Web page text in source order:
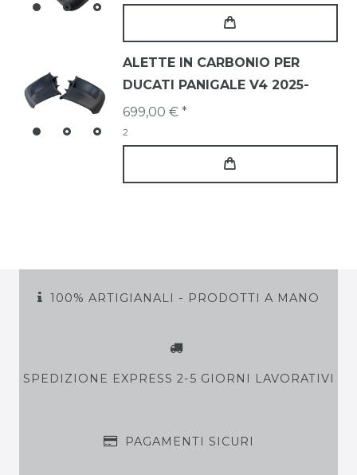
ALETTE IN CARBONIO PER
DUCATI PANIGALE V4 2025-
699,00 € *
2
100% ARTIGIANALI - PRODOTTI A MANO
SPEDIZIONE EXPRESS 2-5 GIORNI LAVORATIVI
PAGAMENTI SICURI